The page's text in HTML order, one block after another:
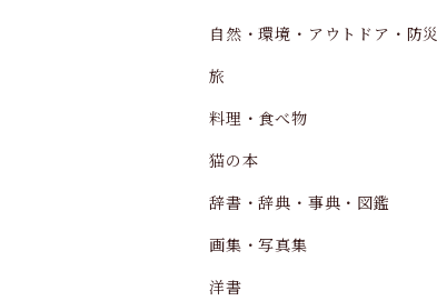
自然・環境・アウトドア・防災
旅
料理・食べ物
猫の本
辞書・辞典・事典・図鑑
画集・写真集
洋書